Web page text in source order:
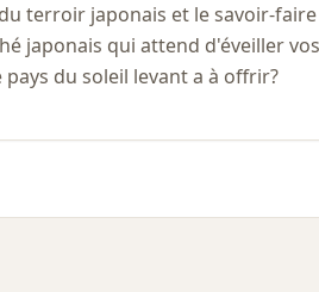
terroir japonais et le savoir-
japonais qui attend d'éveiller
du soleil levant a à offrir?